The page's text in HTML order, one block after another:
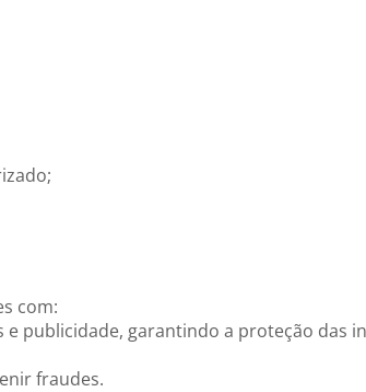
com:
publicidade, garantindo a proteção das
fraudes.